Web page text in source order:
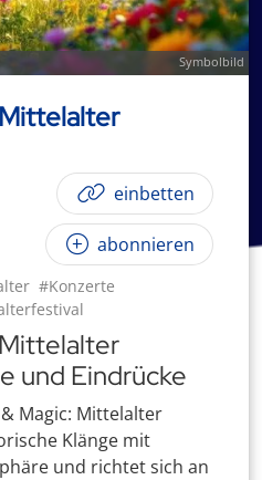
Symbolbild
einbetten
abonnieren
#Konzerte
und Eindrücke
Magic: Mittelalter
Klänge mit
und richtet sich an